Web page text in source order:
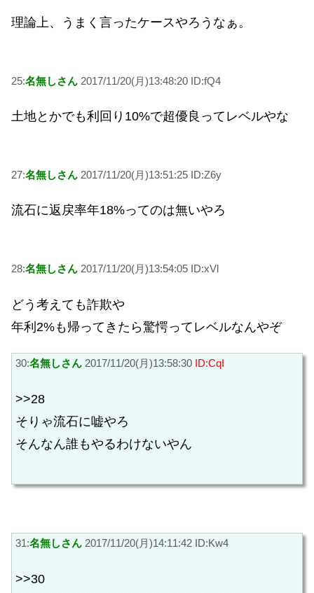
理論上、うまく言ったケースやろうなぁ。
25:名無しさん 2017/11/20(月)13:48:20 ID:fQ4
土地とかでも利回り10%で超優良ってレベルやな
27:名無しさん 2017/11/20(月)13:51:25 ID:Z6y
流石に返戻率年18%ってのは無いやろ
28:名無しさん 2017/11/20(月)13:54:05 ID:xVl
どう考えても詐欺や
年利2%も帰ってきたら驚愕ってレベルなんやぞ
30:名無しさん 2017/11/20(月)13:58:30 ID:CqI
>>28
そりゃ流石に嘘やろ
そんなん誰もやるわけないやん
31:名無しさん 2017/11/20(月)14:11:42 ID:Kw4
>>30